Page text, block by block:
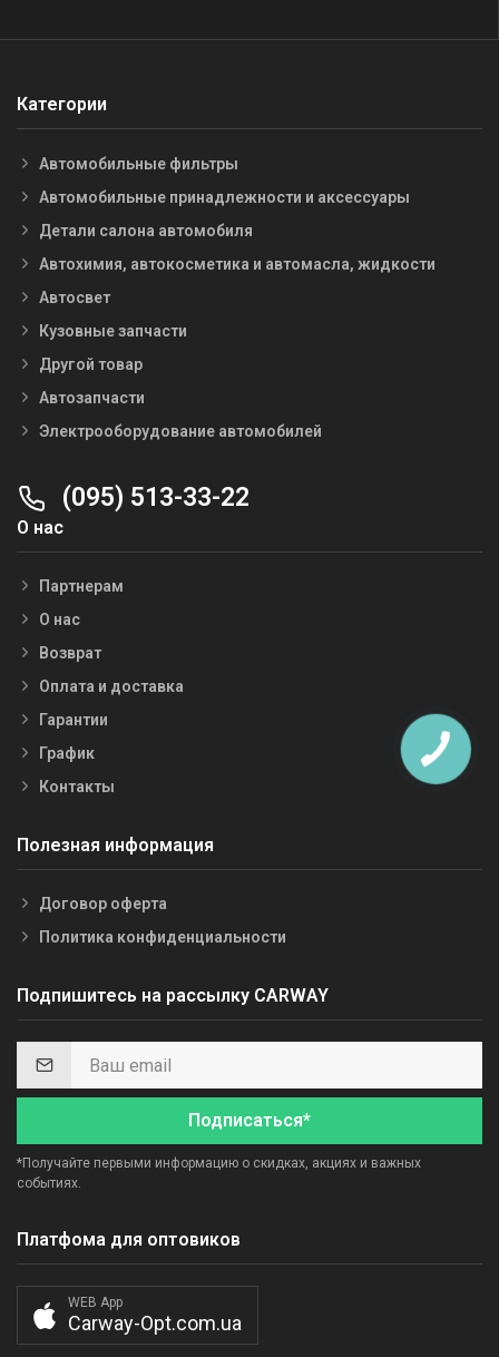
Категории
Автомобильные фильтры
Автомобильные принадлежности и аксессуары
Детали салона автомобиля
Автохимия, автокосметика и автомасла, жидкости
Автосвет
Кузовные запчасти
Другой товар
Автозапчасти
Электрооборудование автомобилей
(095) 513-33-22
О нас
Партнерам
О нас
Возврат
Оплата и доставка
Гарантии
График
Контакты
Полезная информация
Договор оферта
Политика конфиденциальности
Подпишитесь на рассылку CARWAY
Подписаться*
*Получайте первыми информацию о скидках, акциях и важных
событиях.
Платфома для оптовиков
WEB App
Carway-Opt.com.ua